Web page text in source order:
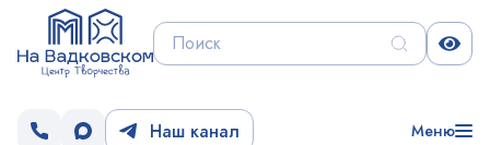
Наш канал Меню